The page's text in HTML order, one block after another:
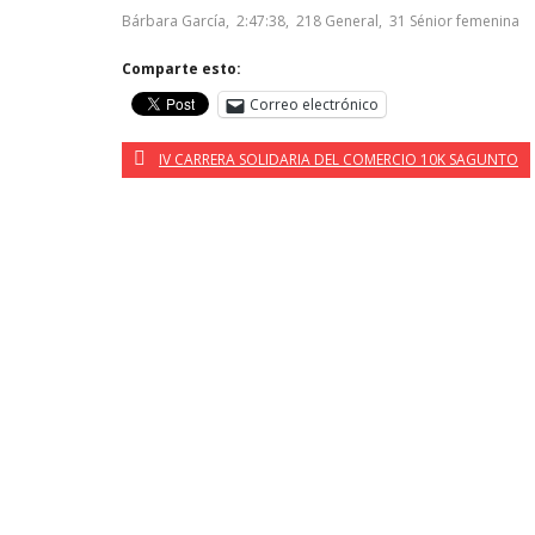
Bárbara García, 2:47:38, 218 General, 31 Sénior femenina
Comparte esto:
Correo electrónico
IV CARRERA SOLIDARIA DEL COMERCIO 10K SAGUNTO